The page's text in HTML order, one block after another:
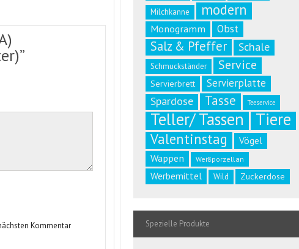
Kommentar
Milchkanne modern
Monogramm Obst
Salz & Pfeffer Schale
Schmuckständer Service
Servierbrett Servierplatte
Spardose Tasse Teeservice
Teller/ Tassen Tiere
Valentinstag
Vögel
Wappen
Weißporzellan
Werbemittel Wild Zuckerdose
Spezielle Produkte